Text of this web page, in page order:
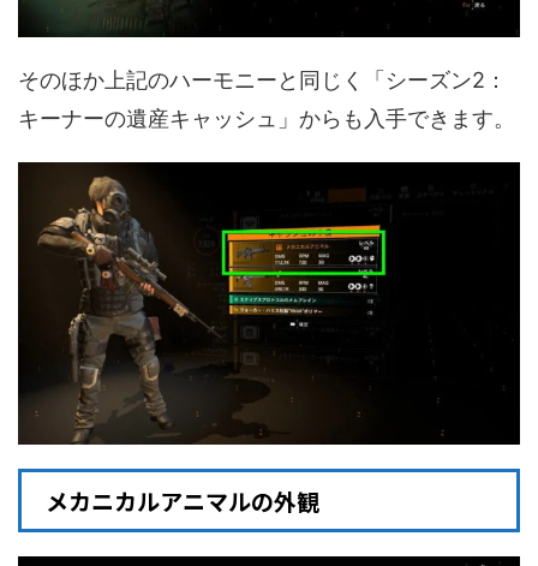
そのほか上記のハーモニーと同じく「シーズン2：
キーナーの遺産キャッシュ」からも入手できます。
メカニカルアニマルの外観